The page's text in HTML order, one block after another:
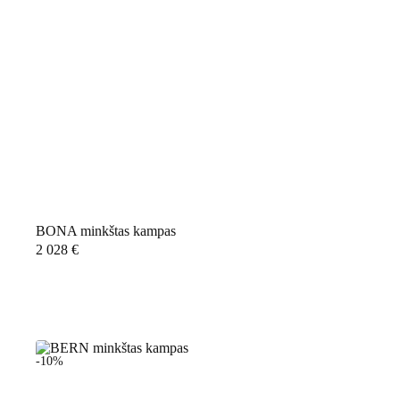
BONA minkštas kampas
2 028 €
-10%